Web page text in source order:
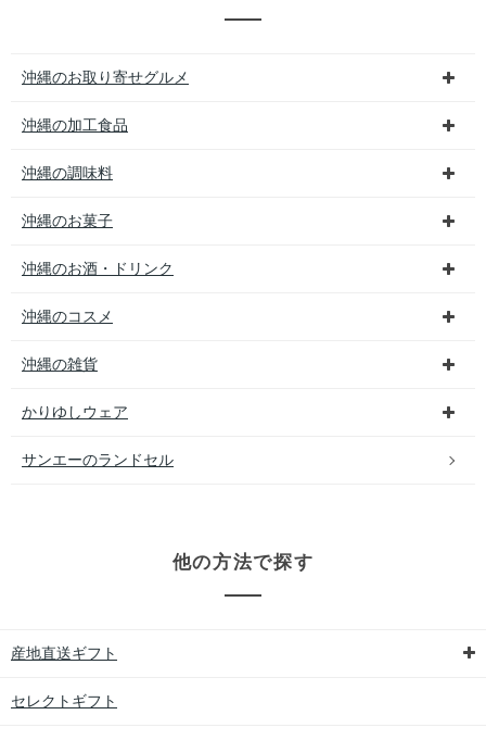
沖縄のお取り寄せグルメ
沖縄の加工食品
沖縄の調味料
沖縄のお菓子
沖縄のお酒・ドリンク
沖縄のコスメ
沖縄の雑貨
かりゆしウェア
サンエーのランドセル
他の方法で探す
産地直送ギフト
セレクトギフト